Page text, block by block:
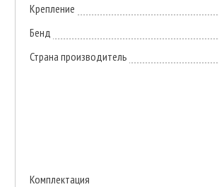
Крепление
Бенд
Страна производитель
Комплектация